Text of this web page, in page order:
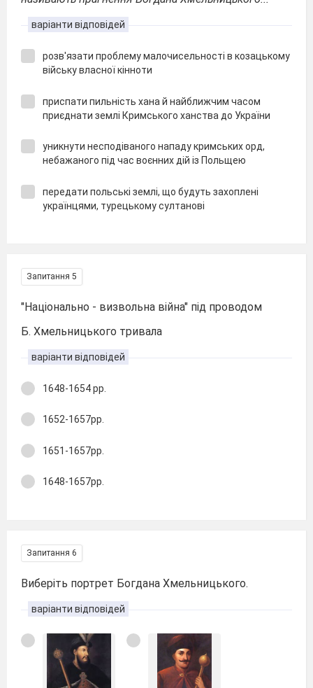
варіанти відповідей
розв′язати проблему малочисельності в козацькому
війську власної кінноти
приспати пильність хана й найближчим часом
приєднати землі Кримського ханства до України
уникнути несподіваного нападу кримських орд,
небажаного під час воєнних дій із Польщею
передати польські землі, що будуть захоплені
українцями, турецькому султанові
Запитання 5
"Національно - визвольна війна" під проводом
Б. Хмельницького тривала
варіанти відповідей
1648-1654 рр.
1652-1657рр.
1651-1657рр.
1648-1657рр.
Запитання 6
Виберіть портрет Богдана Хмельницького.
варіанти відповідей